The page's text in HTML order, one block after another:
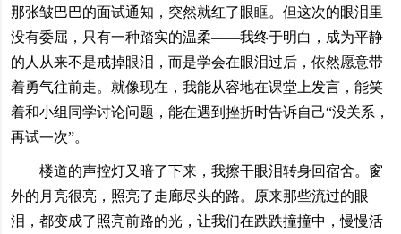
那张皱巴巴的面试通知，突然就红了眼眶。但这次的眼泪里
没有委屈，只有一种踏实的温柔——我终于明白，成为平静
的人从来不是戒掉眼泪，而是学会在眼泪过后，依然愿意带
着勇气往前走。就像现在，我能从容地在课堂上发言，能笑
着和小组同学讨论问题，能在遇到挫折时告诉自己“没关系，
再试一次”。
楼道的声控灯又暗了下来，我擦干眼泪转身回宿舍。窗
外的月亮很亮，照亮了走廊尽头的路。原来那些流过的眼
泪，都变成了照亮前路的光，让我们在跌跌撞撞中，慢慢活